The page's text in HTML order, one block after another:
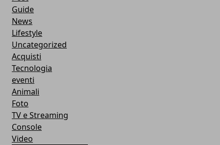
Guide
News
Lifestyle
Uncategorized
Acquisti
Tecnologia
eventi
Animali
Foto
TV e Streaming
Console
Video